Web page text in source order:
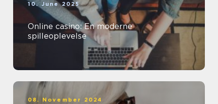
10. June 2025
Online casino: En moderne
spilleoplevelse
08. November 2024